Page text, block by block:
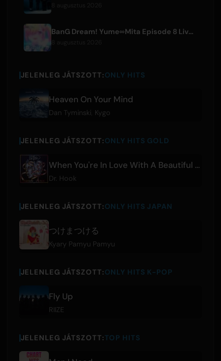
BanG Dream! Yume∞Mita Episode 8 Live Clip Released
JELENLEG JÁTSZOTT:ONLY HITS
Heaven On Your Mind
Dan Tyminski Kygo
JELENLEG JÁTSZOTT:ONLY HITS GOLD
When You're In Love With A Beautiful Woman
Dr. Hook
JELENLEG JÁTSZOTT:ONLY HITS JAPAN
つけまつける
Kyary Pamyu Pamyu
JELENLEG JÁTSZOTT:ONLY HITS K-POP
Fly Up
RIIZE
JELENLEG JÁTSZOTT:TOP HITS